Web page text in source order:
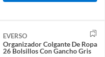
EVERSO
Organizador Colgante De Ropa
26 Bolsillos Con Gancho Gris